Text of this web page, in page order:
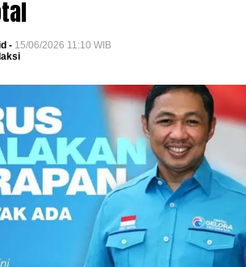
- 15/06/2026 11:10 WIB